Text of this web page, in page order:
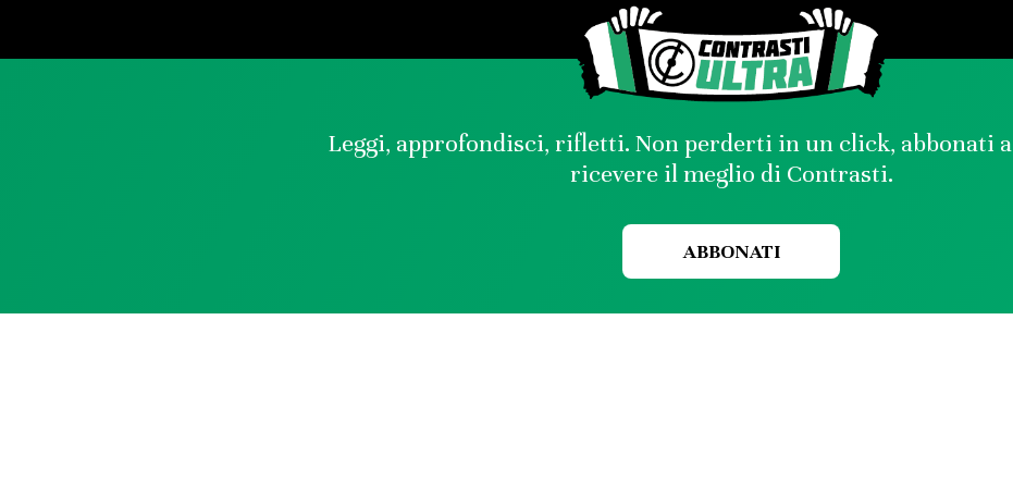
Leggi, approfondisci, rifletti. Non perderti in un click, abbonati a
ricevere il meglio di Contrasti.
ABBONATI